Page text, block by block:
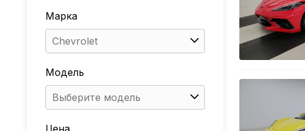
Марка
Chevrolet
Модель
Выберите модель
Цена